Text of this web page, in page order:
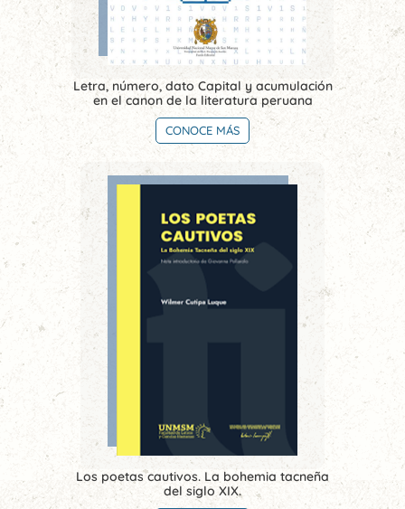
Letra, número, dato Capital y acumulación
en el canon de la literatura peruana
CONOCE MÁS
Los poetas cautivos. La bohemia tacneña
del siglo XIX.